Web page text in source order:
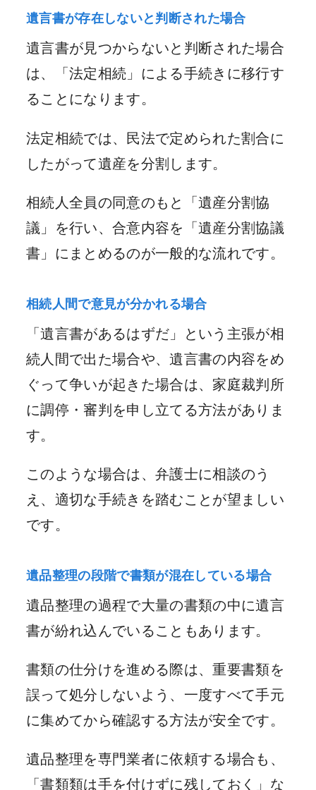
遺言書が存在しないと判断された場合
遺言書が見つからないと判断された場合
は、「法定相続」による手続きに移行す
ることになります。
法定相続では、民法で定められた割合に
したがって遺産を分割します。
相続人全員の同意のもと「遺産分割協
議」を行い、合意内容を「遺産分割協議
書」にまとめるのが一般的な流れです。
相続人間で意見が分かれる場合
「遺言書があるはずだ」という主張が相
続人間で出た場合や、遺言書の内容をめ
ぐって争いが起きた場合は、家庭裁判所
に調停・審判を申し立てる方法がありま
す。
このような場合は、弁護士に相談のう
え、適切な手続きを踏むことが望ましい
です。
遺品整理の段階で書類が混在している場合
遺品整理の過程で大量の書類の中に遺言
書が紛れ込んでいることもあります。
書類の仕分けを進める際は、重要書類を
誤って処分しないよう、一度すべて手元
に集めてから確認する方法が安全です。
遺品整理を専門業者に依頼する場合も、
「書類類は手を付けずに残しておく」な